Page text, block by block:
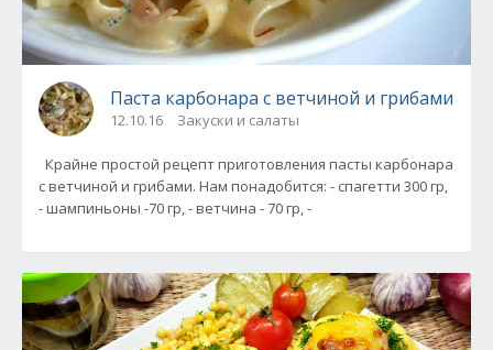
Паста карбонара с ветчиной и грибами
12.10.16 Закуски и салаты
Крайне простой рецепт приготовления пасты карбонара
с ветчиной и грибами. Нам понадобится: - спагетти 300 гр,
- шампиньоны -70 гр, - ветчина - 70 гр, -